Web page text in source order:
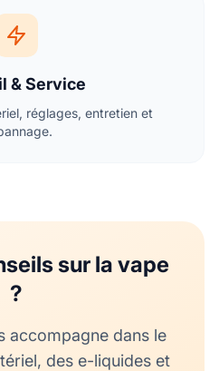
& Service
réglages, entretien et
sur la vape
?
accompagne dans le
des e-liquides et